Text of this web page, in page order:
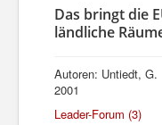
Über uns
Projekte
Publikationen
Das bringt die
ländliche
Autoren: Untiedt, G.
2001
Leader-Forum (3)